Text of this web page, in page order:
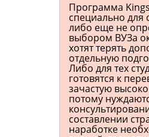
Программа
специально для
либо еще не
выбором ВУЗа
хотят терять
отдельную
Либо для тех
готовятся к
зачастую
потому
составлении
наработке